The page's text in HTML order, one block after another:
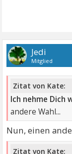
Jedi
Mitglied
Zitat von Kate:
Ich nehme Dich
andere Wahl...
Nun, einen
Zitat von Kate: